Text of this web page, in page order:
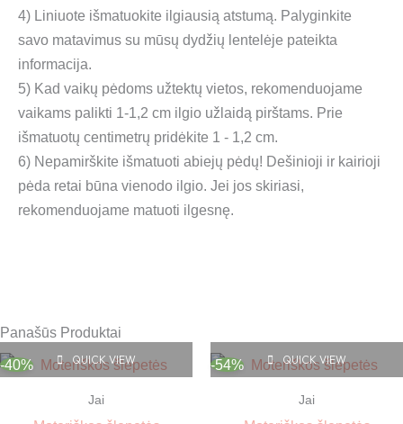
4) Liniuote išmatuokite ilgiausią atstumą. Palyginkite
savo matavimus su mūsų dydžių lentelėje pateikta
informacija.
5) Kad vaikų pėdoms užtektų vietos, rekomenduojame
vaikams palikti 1-1,2 cm ilgio užlaidą pirštams. Prie
išmatuotų centimetrų pridėkite 1 - 1,2 cm.
6) Nepamirškite išmatuoti abiejų pėdų! Dešinioji ir kairioji
pėda retai būna vienodo ilgio. Jei jos skiriasi,
rekomenduojame matuoti ilgesnę.
Panašūs Produktai
-40%
QUICK VIEW
Jai
Original
price
was:
Current
price
This
-54% QUICK VIEW
Jai
Original
price
was:
Current
price
This